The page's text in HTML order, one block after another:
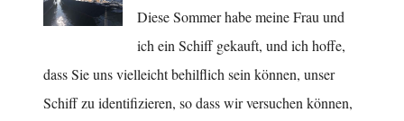
Diese Sommer habe meine Frau und
ich ein Schiff gekauft, und ich hoffe,
dass Sie uns vielleicht behilflich sein können, unser
Schiff zu identifizieren, so dass wir versuchen können,